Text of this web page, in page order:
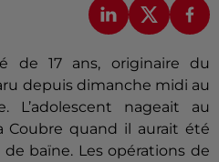
de 17 ans, originaire du
depuis dimanche midi au
L’adolescent nageait au
Coubre quand il aurait été
baïne. Les opérations de